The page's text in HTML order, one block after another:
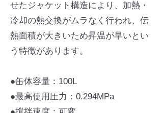
せたジャケット構造により、加熱・
冷却の熱交換がムラなく行われ、伝
熱面積が大きいため昇温が早いとい
う特徴があります。
●缶体容量：100L
●最高使用圧力：0.294MPa